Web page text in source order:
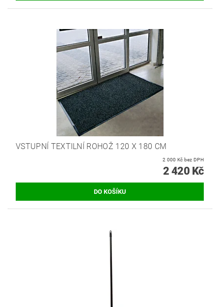
VSTUPNÍ TEXTILNÍ ROHOŽ 120 X 180 CM
2 000 Kč bez DPH
2 420 Kč